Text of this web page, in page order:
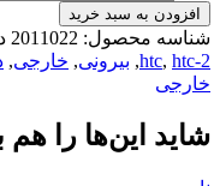
افزودن به سبد خرید
شناسه محصول: 2011022
htc, htc-2
, بیرونی, خارجی,
خارجی
شاید این‌ها را